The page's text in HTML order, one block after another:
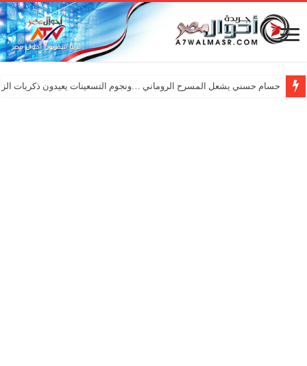
حسام حسني يشعل المسرح الروماني …ونجوم التسعينات يعيدون ذكريات